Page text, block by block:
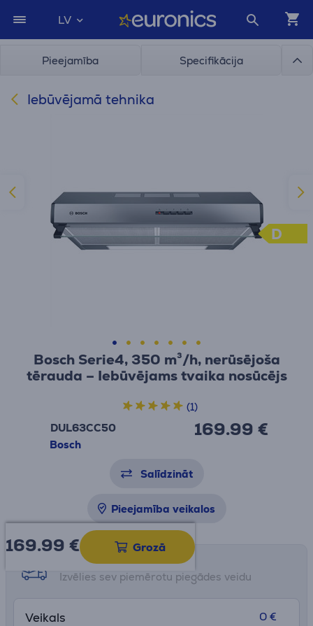
LV
Pieejamība Specifikācija
Iebūvējamā tehnika
Bosch Serie4, 350 m³/h, nerūsējoša
tērauda – Iebūvējams tvaika nosūcējs
DUL63CC50
Bosch
169.99 €
(1)
Salīdzināt
Pieejamība veikalos
169.99 € Grozā
D
Saņemšanas iespējas
Izvēlies sev piemērotu piegādes veidu
Veikals
0 €